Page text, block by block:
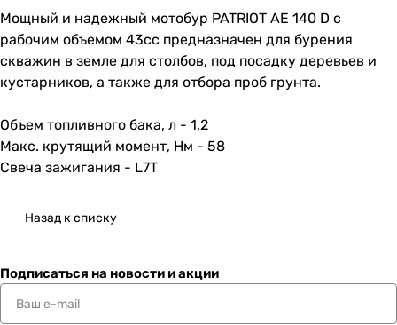
Мощный и надежный мотобур PATRIOT AE 140 D с
рабочим объемом 43сс предназначен для бурения
скважин в земле для столбов, под посадку деревьев и
кустарников, а также для отбора проб грунта.
Объем топливного бака, л - 1,2
Макс. крутящий момент, Нм - 58
Свеча зажигания - L7T
Назад к списку
Подписаться на новости и акции